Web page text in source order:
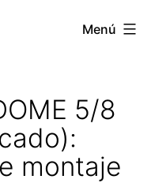
Menú
5/8
montaje